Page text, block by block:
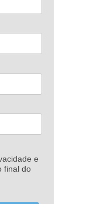
e
final do